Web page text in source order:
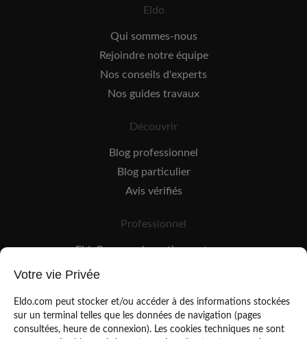
Eldo
Qui sommes-nous
Rejoindre notre équipe
Nos conseils d'experts
Nos guides travaux
Découvrir
Blog professionnel
Blog particulier
Avis vérifiés
Professionnel
EldoPro pour les artisans et pros
EldoNetwork pour les réseaux, marques et industriels
Votre vie Privée
Eldo.com peut stocker et/ou accéder à des informations stockées
sur un terminal telles que les données de navigation (pages
consultées, heure de connexion). Les cookies techniques ne sont